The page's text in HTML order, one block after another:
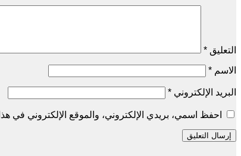
التعليق *
الاسم *
البريد الإلكتروني *
احفظ اسمي، بريدي الإلكتروني، والموقع الإلكتروني في